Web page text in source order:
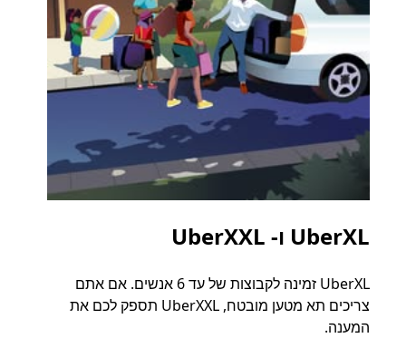
UberXL ו- UberXXL
UberXL זמינה לקבוצות של עד 6 אנשים. אם אתם
צריכים תא מטען מובטח, UberXXL תספק לכם את
המענה.